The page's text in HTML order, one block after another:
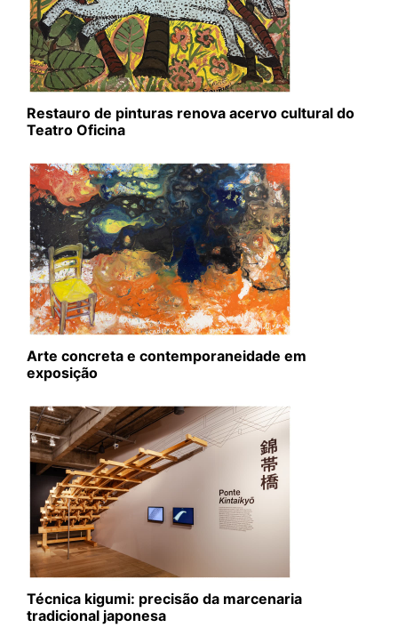
Restauro de pinturas renova acervo cultural do
Teatro Oficina
Arte concreta e contemporaneidade em
exposição
Técnica kigumi: precisão da marcenaria
tradicional japonesa